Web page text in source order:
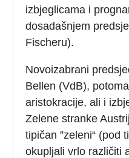
izbjeglicama i
dosadašnjem
Fischeru).
Novoizabrani
Bellen (VdB),
aristokracije, ali i
Zelene stranke
tipičan ”zeleni“ (pod
okupljali vrlo različiti